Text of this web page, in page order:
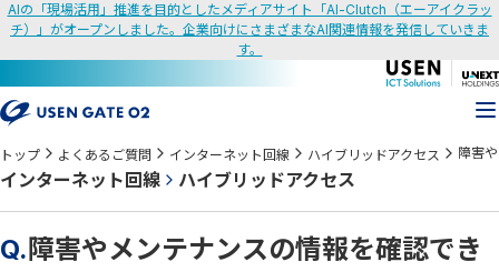
AIの「現場活用」推進を目的としたメディアサイト「AI-Clutch（エーアイクラッ
チ）」がオープンしました。企業向けにさまざまなAI関連情報を発信していきま
す。
トップ よくあるご質問 インターネット回線 ハイブリッドアクセス 障害
インターネット回線 ハイブリッドアクセス
Q. 障害やメンテナンスの情報を確認でき